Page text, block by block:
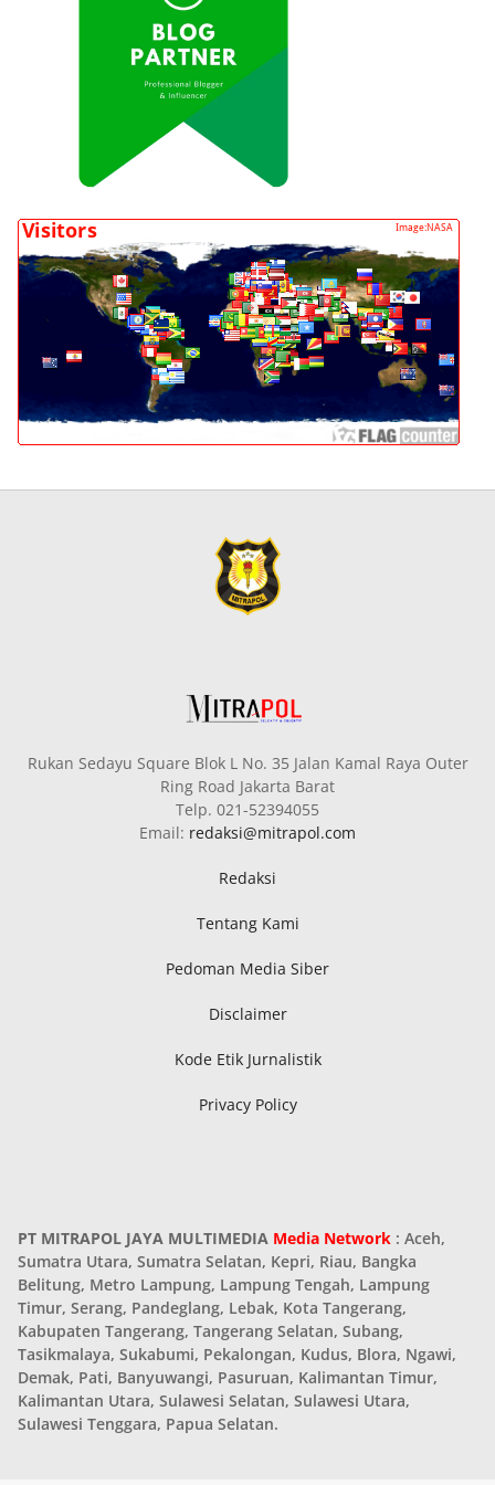
Rukan Sedayu Square Blok L No. 35 Jalan Kamal Raya Outer
Ring Road Jakarta Barat
Telp. 021-52394055
Email: redaksi@mitrapol.com
Redaksi
Tentang Kami
Pedoman Media Siber
Disclaimer
Kode Etik Jurnalistik
Privacy Policy
PT MITRAPOL JAYA MULTIMEDIA Media Network : Aceh,
Sumatra Utara, Sumatra Selatan, Kepri, Riau, Bangka
Belitung, Metro Lampung, Lampung Tengah, Lampung
Timur, Serang, Pandeglang, Lebak, Kota Tangerang,
Kabupaten Tangerang, Tangerang Selatan, Subang,
Tasikmalaya, Sukabumi, Pekalongan, Kudus, Blora, Ngawi,
Demak, Pati, Banyuwangi, Pasuruan, Kalimantan Timur,
Kalimantan Utara, Sulawesi Selatan, Sulawesi Utara,
Sulawesi Tenggara, Papua Selatan.